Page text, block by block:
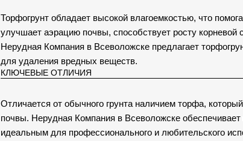
Торфогрунт обладает высокой влагоемкостью, что
улучшает аэрацию почвы, способствует росту корневой
Нерудная Компания в Всеволожске предлагает
для удаления вредных веществ.
КЛЮЧЕВЫЕ ОТЛИЧИЯ
Отличается от обычного грунта наличием торфа,
почвы. Нерудная Компания в Всеволожске обеспечивает
идеальным для профессионального и любительского